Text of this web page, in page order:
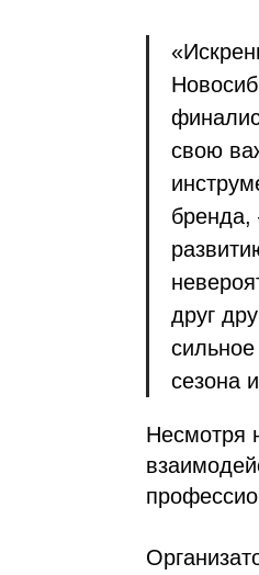
свою
бренда,
друг
сезона
Несмотря